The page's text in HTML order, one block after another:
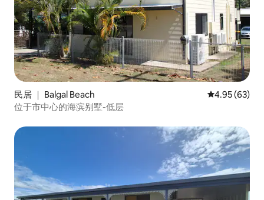
民居 ｜ Balgal Beach 平均评分
4.95 (63)
位于市中心的海滨别墅-低层